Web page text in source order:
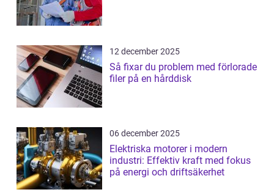
12 december 2025
Så fixar du problem med förlorade
filer på en hårddisk
06 december 2025
Elektriska motorer i modern
industri: Effektiv kraft med fokus
på energi och driftsäkerhet